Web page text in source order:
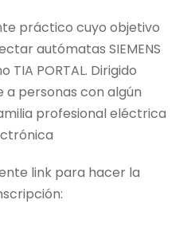
práctico cuyo objetivo
autómatas SIEMENS
TIA PORTAL. Dirigido
personas con algún
profesional eléctrica
link para hacer la